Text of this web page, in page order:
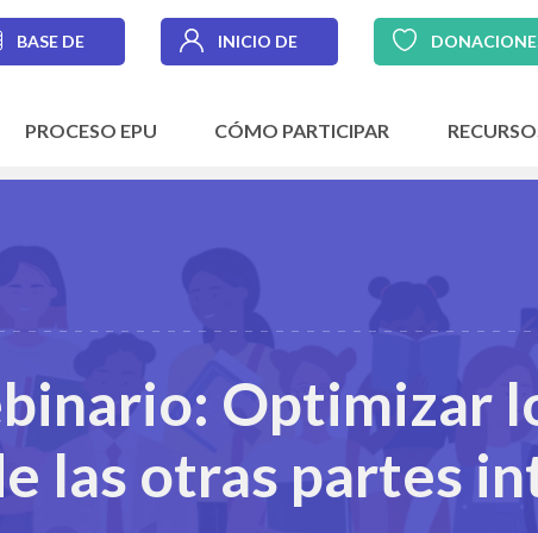
BASE DE INICIO DE
PROCESO EPU CÓMO PARTICIPAR
Optimizar
las otras partes